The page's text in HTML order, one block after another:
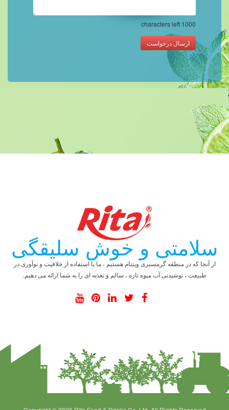
1000
ارسال درخواست
سلامتی و خوش سلیقگی
از آنجا که در منطقه گرمسیری ویتنام هستیم ، ما با استفاده از خلاقیت و نوآوری در
طبیعت ، نوشیدنی آب میوه تازه ، سالم و تغذیه ای را به شما ارائه می دهیم.